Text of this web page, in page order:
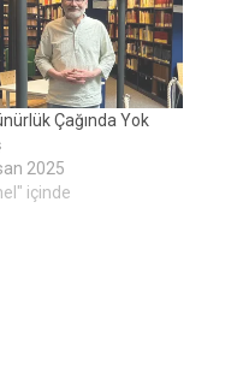
Çağında Yok
2025
içinde